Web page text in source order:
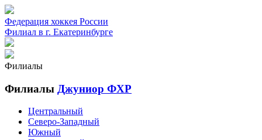
Федерация хоккея России
Филиал в г. Екатеринбурге
Филиалы
Филиалы Джуниор ФХР
Центральный
Северо-Западный
Южный